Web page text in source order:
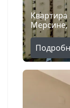
Мерсине,